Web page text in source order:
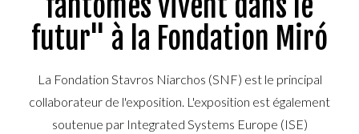
futur" à la Fondation Miró
La Fondation Stavros Niarchos (SNF) est le principal
collaborateur de l'exposition. L'exposition est également
soutenue par Integrated Systems Europe (ISE)